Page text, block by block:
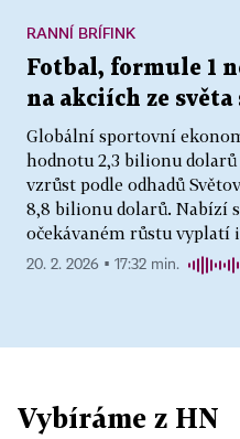
Fotbal, formule 1
na akciích ze
Globální sportovní
hodnotu 2,3 bilionu dolarů
vzrůst podle odhadů
8,8 bilionu dolarů. Nabízí
očekávaném růstu vyplatí
RANNÍ BRÍFINK
20. 2. 2026 ▪ 17:32 min.
Vybíráme z HN